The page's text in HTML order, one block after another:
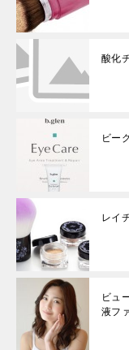
酸化
ビー
レイ
ビュ
液フ